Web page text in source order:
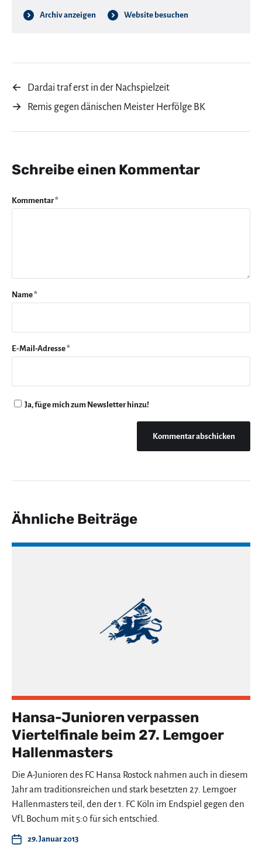
Archiv anzeigen Website besuchen
←
Dardai traf erst in der Nachspielzeit
→
Remis gegen dänischen Meister Herfölge BK
Schreibe einen Kommentar
Kommentar*
Name*
E-Mail-Adresse*
Ja, füge mich zum Newsletter hinzu!
Ähnliche Beiträge
Hansa-Junioren verpassen
Viertelfinale beim 27. Lemgoer
Hallenmasters
Die A-Junioren des FC Hansa Rostock nahmen auch in diesem
Jahr am traditionsreichen und stark besetzten 27. Lemgoer
Hallenmasters teil, den der 1. FC Köln im Endspiel gegen den
VfL Bochum mit 5:0 für sich entschied.
29. Januar 2013